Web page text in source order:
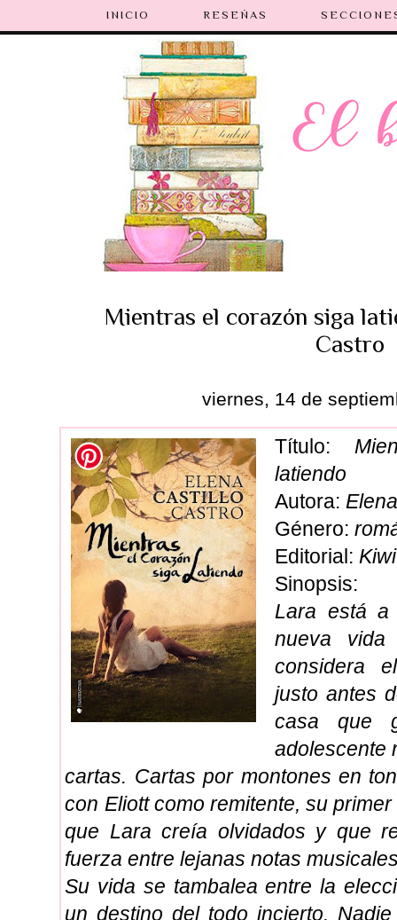
INICIO RESEÑAS
Mientras el corazón siga
Castro
viernes, 14 de
Título:
latiendo
Autora:
Género:
Editorial: Kiwi
Sinopsis:
Lara está a
nueva
considera
justo antes
casa que
adolescente
cartas. Cartas por montones en
con Eliott como remitente, su
que Lara creía olvidados y que
fuerza entre lejanas notas
Su vida se tambalea entre la
un destino del todo incierto.